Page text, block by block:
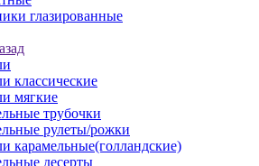
глазированные
классические
мягкие
трубочки
рулеты/рожки
карамельные(голландские)
десерты